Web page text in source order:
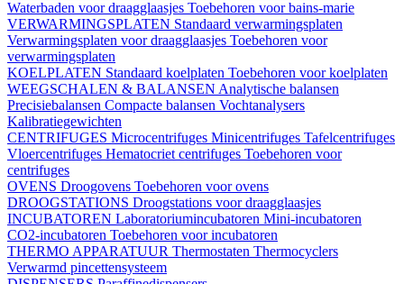
Waterbaden voor draagglaasjes Toebehoren voor bains-marie
VERWARMINGSPLATEN Standaard verwarmingsplaten
Verwarmingsplaten voor draagglaasjes Toebehoren voor
verwarmingsplaten
KOELPLATEN Standaard koelplaten Toebehoren voor koelplaten
WEEGSCHALEN & BALANSEN Analytische balansen
Precisiebalansen Compacte balansen Vochtanalysers
Kalibratiegewichten
CENTRIFUGES Microcentrifuges Minicentrifuges Tafelcentrifuges
Vloercentrifuges Hematocriet centrifuges Toebehoren voor
centrifuges
OVENS Droogovens Toebehoren voor ovens
DROOGSTATIONS Droogstations voor draagglaasjes
INCUBATOREN Laboratoriumincubatoren Mini-incubatoren
CO2-incubatoren Toebehoren voor incubatoren
THERMO APPARATUUR Thermostaten Thermocyclers
Verwarmd pincettensysteem